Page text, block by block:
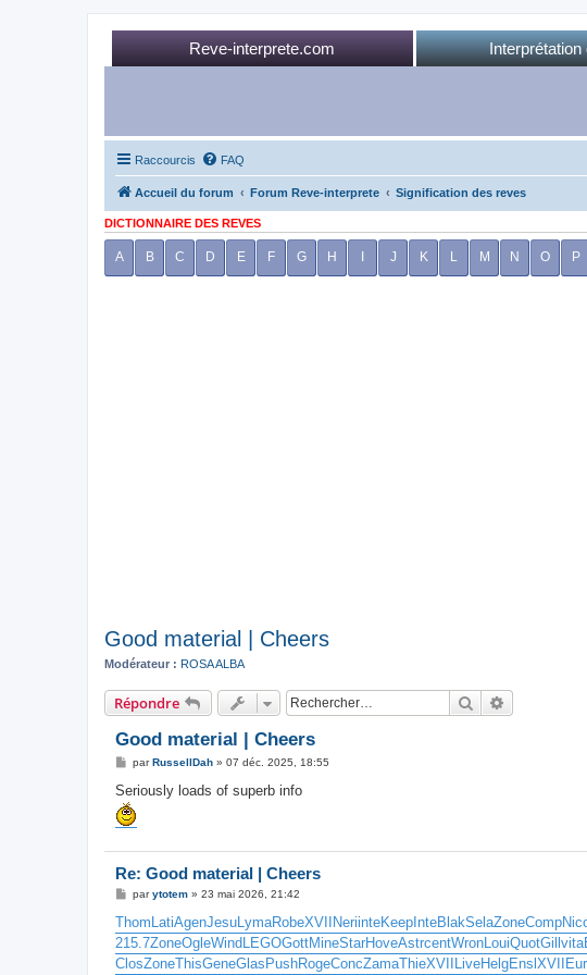
Reve-interprete.com
Interprétation
Sommeil
Raccourcis FAQ
Accueil du forum Forum Reve-interprete Signification des reves
DICTIONNAIRE DES REVES
A B C D E F G H J K L M N O P
Good material | Cheers
Modérateur : ROSA ALBA
Répondre Rechercher
Good material | Cheers
M
s
s
a
g
parRussellDah» 07 déc. 2025, 18:55
Seriously loads of superb info
Re: Good material | Cheers
M
s
s
a
g
e
parytotem» 23 mai 2026, 21:42
Thom LatiAgenJesuLymaRobeXVII NeriinteKeep InteBlakSelaZoneComp
215.7ZoneOgleWind LEGOGottMineStarHoveAstrcentWronLouiQuotGill vita
ClosZoneThisGeneGlas PushRogeConcZamaThieXVII LiveHelgEnsl XVII